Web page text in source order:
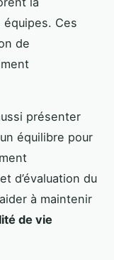
Ces
de
présenter
équilibre pour
et d’évaluation du
à maintenir
de vie